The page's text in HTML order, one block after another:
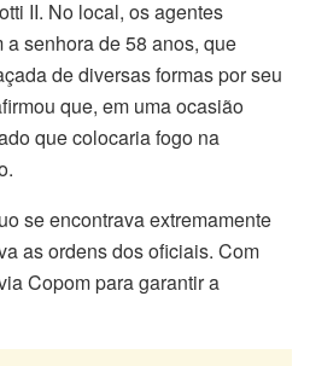
II. No local, os agentes
a senhora de 58 anos, que
de diversas formas por seu
que, em uma ocasião
que colocaria fogo na
se encontrava extremamente
as ordens dos oficiais. Com
Copom para garantir a